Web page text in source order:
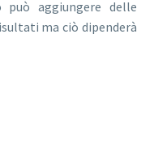
aggiungere delle
ma ciò dipenderà